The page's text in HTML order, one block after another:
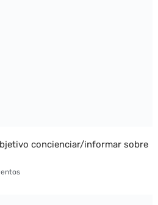
concienciar/informar sobre